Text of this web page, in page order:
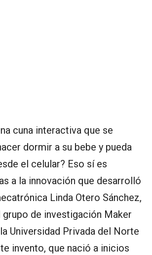
cuna interactiva que se
dormir a su bebe y pueda
el celular? Eso sí es
a la innovación que desarrolló
Linda Otero Sánchez,
grupo de investigación Maker
Universidad Privada del Norte
invento, que nació a inicios